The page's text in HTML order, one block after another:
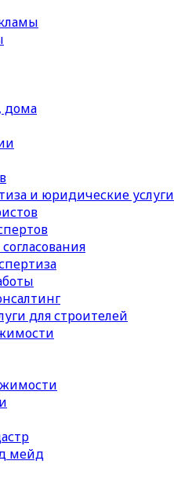
дома
и юридические услуги
для строителей
мейд